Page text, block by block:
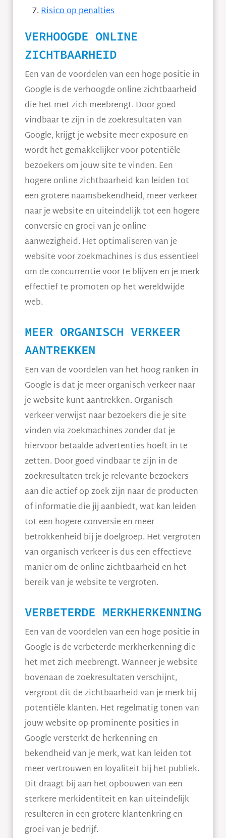
Risico op penalties
VERHOOGDE ONLINE
ZICHTBAARHEID
Een van de voordelen van een hoge positie in
Google is de verhoogde online zichtbaarheid
die het met zich meebrengt. Door goed
vindbaar te zijn in de zoekresultaten van
Google, krijgt je website meer exposure en
wordt het gemakkelijker voor potentiële
bezoekers om jouw site te vinden. Een
hogere online zichtbaarheid kan leiden tot
een grotere naamsbekendheid, meer verkeer
naar je website en uiteindelijk tot een hogere
conversie en groei van je online
aanwezigheid. Het optimaliseren van je
website voor zoekmachines is dus essentieel
om de concurrentie voor te blijven en je merk
effectief te promoten op het wereldwijde
web.
MEER ORGANISCH VERKEER
AANTREKKEN
Een van de voordelen van het hoog ranken in
Google is dat je meer organisch verkeer naar
je website kunt aantrekken. Organisch
verkeer verwijst naar bezoekers die je site
vinden via zoekmachines zonder dat je
hiervoor betaalde advertenties hoeft in te
zetten. Door goed vindbaar te zijn in de
zoekresultaten trek je relevante bezoekers
aan die actief op zoek zijn naar de producten
of informatie die jij aanbiedt, wat kan leiden
tot een hogere conversie en meer
betrokkenheid bij je doelgroep. Het vergroten
van organisch verkeer is dus een effectieve
manier om de online zichtbaarheid en het
bereik van je website te vergroten.
VERBETERDE MERKHERKENNING
Een van de voordelen van een hoge positie in
Google is de verbeterde merkherkenning die
het met zich meebrengt. Wanneer je website
bovenaan de zoekresultaten verschijnt,
vergroot dit de zichtbaarheid van je merk bij
potentiële klanten. Het regelmatig tonen van
jouw website op prominente posities in
Google versterkt de herkenning en
bekendheid van je merk, wat kan leiden tot
meer vertrouwen en loyaliteit bij het publiek.
Dit draagt bij aan het opbouwen van een
sterkere merkidentiteit en kan uiteindelijk
resulteren in een grotere klantenkring en
groei van je bedrijf.